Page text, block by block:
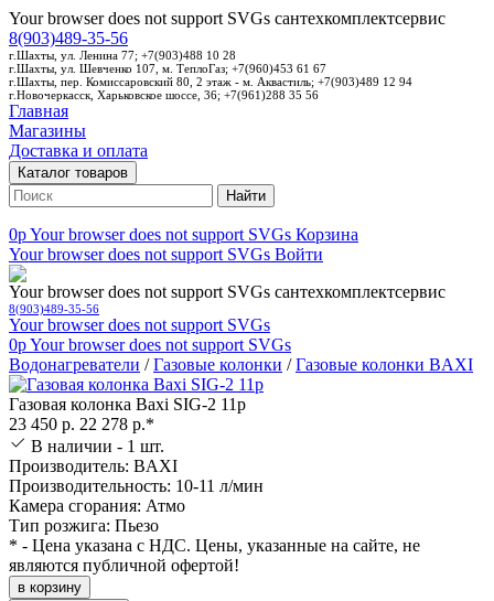
Your browser does not support SVGs сантехкомплектсервис
8(903)489-35-56
г.Шахты, ул. Ленина 77; +7(903)488 10 28
г.Шахты, ул. Шевченко 107, м. ТеплоГаз; +7(960)453 61 67
г.Шахты, пер. Комиссаровский 80, 2 этаж - м. Аквастиль; +7(903)489 12 94
г.Новочеркасск, Харьковское шоссе, 36; +7(961)288 35 56
Главная
Магазины
Доставка и оплата
Каталог товаров
Найти
0pYour browser does not support SVGs Корзина
Your browser does not support SVGs Войти
Your browser does not support SVGs сантехкомплектсервис
8(903)489-35-56
Your browser does not support SVGs
0pYour browser does not support SVGs
Водонагреватели /Газовые колонки /Газовые колонки BAXI
Газовая колонка Baxi SIG-2 11р
23 450 р. 22 278 р.*
В наличии - 1 шт.
Производитель: BAXI
Производительность: 10-11 л/мин
Камера сгорания: Атмо
Тип розжига: Пьезо
* - Цена указана с НДС. Цены, указанные на сайте, не
являются публичной офертой!
в корзину